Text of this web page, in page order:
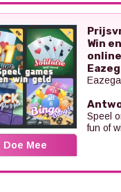
Doe Mee
Win
Speel
fun of